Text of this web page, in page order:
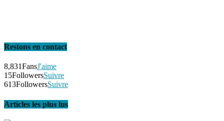
Restons en contact
8,831FansJ'aime
15FollowersSuivre
613FollowersSuivre
Articles les plus lus